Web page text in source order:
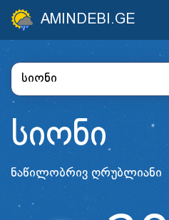
AMINDEBI.GE
სიონი
ნაწილობრივ ღრუბლიანი